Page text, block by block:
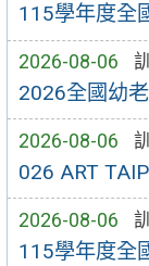
115學年度全
2026-08-06
2026全國幼
2026-08-06
026 ART
2026-08-06
115學年度全